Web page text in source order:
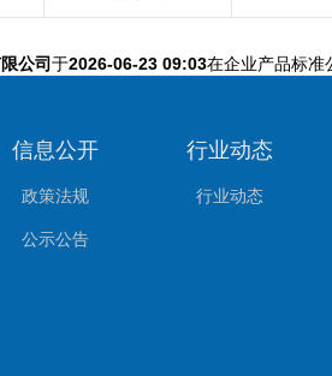
公司于2026-06-23 09:03在企业产品标准
信息公开
政策法规
公示公告
行业动态
行业动态